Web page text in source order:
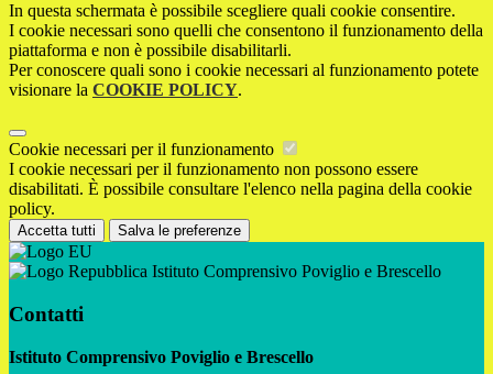
In questa schermata è possibile scegliere quali cookie consentire.
I cookie necessari sono quelli che consentono il funzionamento della
piattaforma e non è possibile disabilitarli.
Per conoscere quali sono i cookie necessari al funzionamento potete
visionare la COOKIE POLICY.
Cookie necessari per il funzionamento
I cookie necessari per il funzionamento non possono essere
disabilitati. È possibile consultare l'elenco nella pagina della cookie
policy.
Accetta tutti Salva le preferenze
Istituto Comprensivo Poviglio e Brescello
Contatti
Istituto Comprensivo Poviglio e Brescello